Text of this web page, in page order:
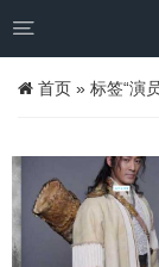

首页 » 标签“演